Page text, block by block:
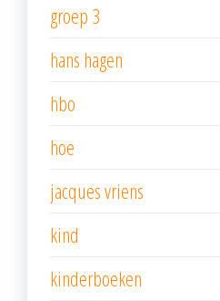
groep 3
hans hagen
hbo
hoe
jacques vriens
kind
kinderboeken